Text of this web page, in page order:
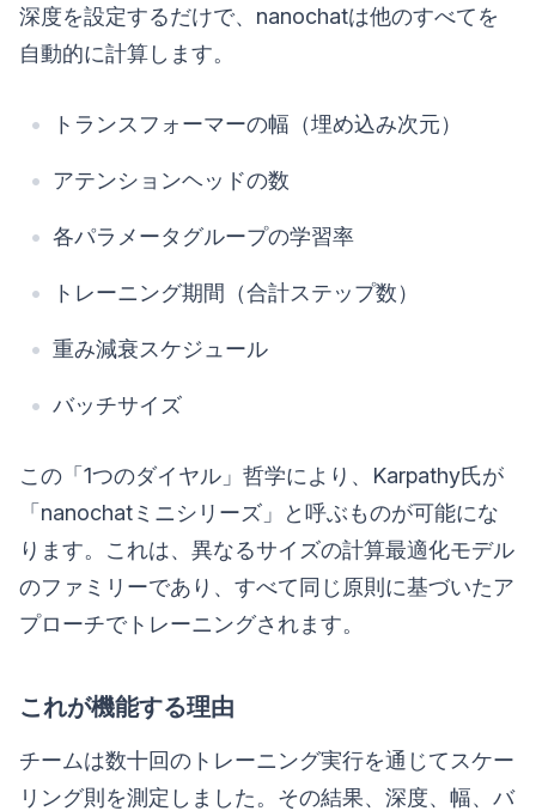
深度を設定するだけで、nanochatは他のすべてを
自動的に計算します。
トランスフォーマーの幅（埋め込み次元）
アテンションヘッドの数
各パラメータグループの学習率
トレーニング期間（合計ステップ数）
重み減衰スケジュール
バッチサイズ
この「1つのダイヤル」哲学により、Karpathy氏が
「nanochatミニシリーズ」と呼ぶものが可能にな
ります。これは、異なるサイズの計算最適化モデル
のファミリーであり、すべて同じ原則に基づいたア
プローチでトレーニングされます。
これが機能する理由
チームは数十回のトレーニング実行を通じてスケー
リング則を測定しました。その結果、深度、幅、バ